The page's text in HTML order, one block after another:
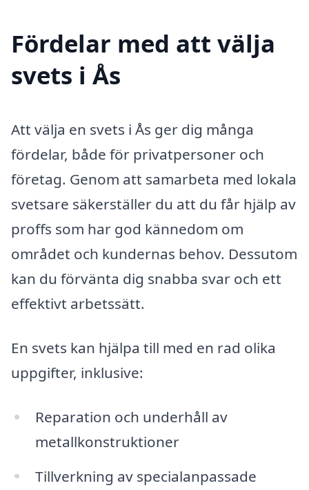
Fördelar med att välja
svets i Ås
Att välja en svets i Ås ger dig många
fördelar, både för privatpersoner och
företag. Genom att samarbeta med lokala
svetsare säkerställer du att du får hjälp av
proffs som har god kännedom om
området och kundernas behov. Dessutom
kan du förvänta dig snabba svar och ett
effektivt arbetssätt.
En svets kan hjälpa till med en rad olika
uppgifter, inklusive:
Reparation och underhåll av
metallkonstruktioner
Tillverkning av specialanpassade